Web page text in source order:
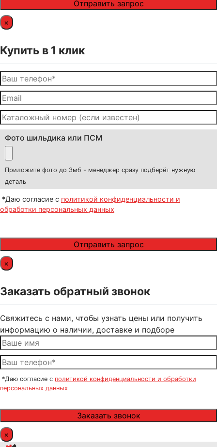
×
Купить в 1 клик
Фото шильдика или ПСМ
Приложите фото до 3мб - менеджер сразу подберёт нужную
деталь
*Даю согласие с политикой конфиденциальности и
обработки персональных данных
×
Заказать обратный звонок
Свяжитесь с нами, чтобы узнать цены или получить
информацию о наличии, доставке и подборе
*Даю согласие с политикой конфиденциальности и обработки
персональных данных
×